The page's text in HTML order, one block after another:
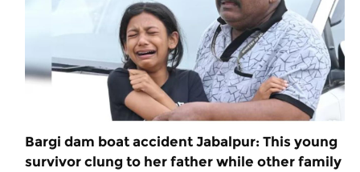
Bargi dam boat accident Jabalpur: This young
survivor clung to her father while other family